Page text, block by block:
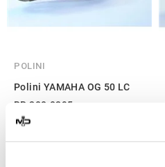
POLINI
Polini YAMAHA OG 50 LC
RR 200.0295
477,92 €